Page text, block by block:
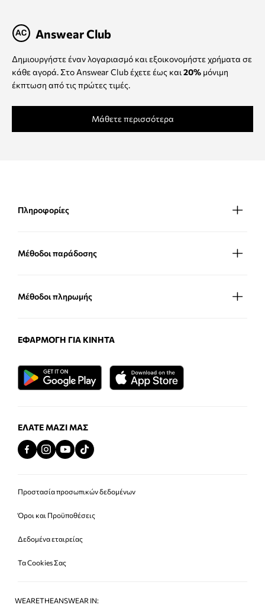
Answear Club
Δημιουργήστε έναν λογαριασμό και εξοικονομήστε χρήματα σε
κάθε αγορά. Στο Answear Club έχετε έως και 20% μόνιμη
έκπτωση από τις πρώτες τιμές.
Μάθετε περισσότερα
Πληροφορίες
Μέθοδοι παράδοσης
Μέθοδοι πληρωμής
ΕΦΑΡΜΟΓΉ ΓΙΑ ΚΙΝΗΤΆ
ΕΛΆΤΕ ΜΑΖΊ ΜΑΣ
Προστασία προσωπικών δεδομένων
Όροι και Προϋποθέσεις
Δεδομένα εταιρείας
Τα Cookies Σας
WEARETHEANSWEAR IN: